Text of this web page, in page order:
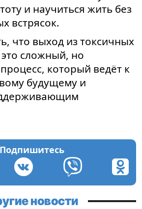
и научиться жить без
встрясок.
что выход из токсичных
сложный, но
который ведёт к
будущему и
Подпишитесь
новости